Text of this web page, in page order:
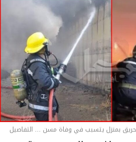
بمنزل يتسبب في وفاة مسن ... التفاصيل